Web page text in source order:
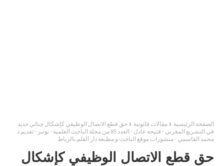
الصفحة الرئيسية مقالات قانونية
حق قطع الاتصال الوظيفي كإشكال جنائي جديد
في التشريع المغربي - فتيحة عادل - العدد 85 من مجلة الباحث العلمية - نونبر - تقديم ذ
محمد القاسمي - منشورات موقع الباحث و مطبعة دار القلم بالرباط
حق قطع الاتصال الوظيفي كإشكال